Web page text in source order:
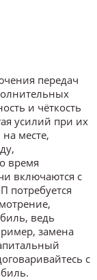
передач
и чёткость
усилий при их
месте,
время
включаются с
потребуется
ведь
замена
с